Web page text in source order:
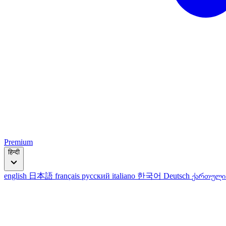
Premium
हिन्दी
english 日本語 français русский italiano 한국어 Deutsch ქართული